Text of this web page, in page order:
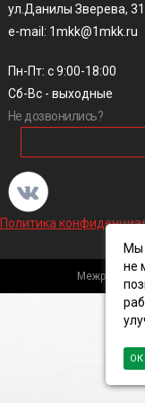
ул.Данилы Зверева,
e-mail: 1mkk@1mkk.ru
Пн-Пт: с 9:00-18:00
Сб-Вс - выходные
Не дозвонились?
Политика
Мы
не
ОК